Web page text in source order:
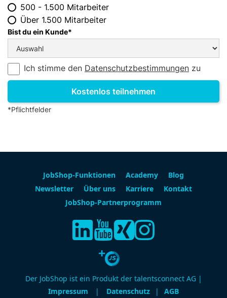
500 - 1.500 Mitarbeiter
Über 1.500 Mitarbeiter
Bist du ein Kunde*
Ich stimme den Datenschutzbestimmungen zu
*Pflichtfelder
JobShop-Funktionen Academy
Blog
Newsletter
Über uns Karriere
Kontakt
JobShop-Partnerprogramm
Der JobShop ist ein Produkt der talentsconnect AG |
Impressum
| Datenschutz | AGB